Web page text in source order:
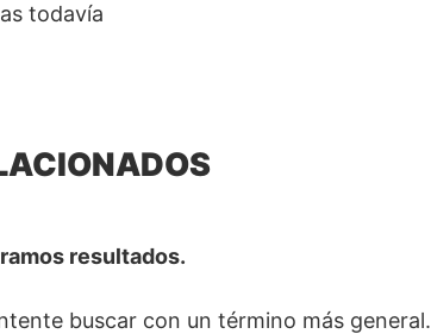
todavía
resultados.
buscar con un término más general.